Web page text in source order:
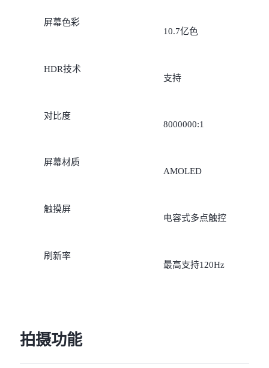
屏幕色彩
10.7亿色
HDR技术
支持
对比度
8000000:1
屏幕材质
AMOLED
触摸屏
电容式多点触控
刷新率
最高支持120Hz
拍摄功能